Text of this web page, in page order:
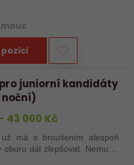
juniorní kandidáty
43 000 Kč
má s broušením alespoň
dál zlepšovat. Nemusíš